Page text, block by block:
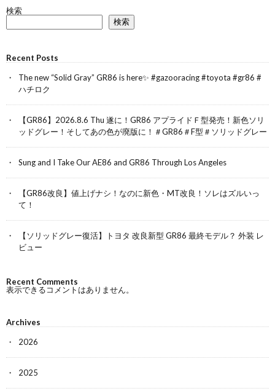
検索
検索
Recent Posts
The new “Solid Gray” GR86 is here✨ #gazooracing #toyota #gr86 #
ハチロク
【GR86】2026.8.6 Thu 遂に！GR86 アプライドＦ型発売！新色ソリ
ッドグレー！そしてあの色が廃版に！＃GR86＃F型＃ソリッドグレー
Sung and I Take Our AE86 and GR86 Through Los Angeles
【GR86改良】値上げナシ！なのに新色・MT改良！ソレはズルいっ
て！
【ソリッドグレー復活】トヨタ 改良新型 GR86 最終モデル？ 外装 レ
ビュー
Recent Comments
表示できるコメントはありません。
Archives
2026
2025